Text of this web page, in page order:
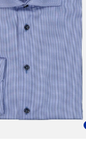
70%
komfort
varma och
att du kan
från
utan även en
Den
gör den till ett